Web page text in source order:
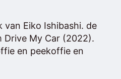
van Eiko Ishibashi. de
Drive My Car (2022).
en peekoffie en